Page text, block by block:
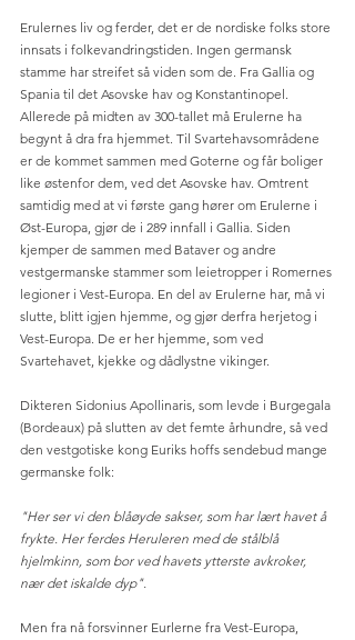
Erulernes liv og ferder, det er de nordiske folks store
innsats i folkevandringstiden. Ingen germansk
stamme har streifet så viden som de. Fra Gallia og
Spania til det Asovske hav og Konstantinopel.
Allerede på midten av 300-tallet må Erulerne ha
begynt å dra fra hjemmet. Til Svartehavsområdene
er de kommet sammen med Goterne og får boliger
like østenfor dem, ved det Asovske hav. Omtrent
samtidig med at vi første gang hører om Erulerne i
Øst-Europa, gjør de i 289 innfall i Gallia. Siden
kjemper de sammen med Bataver og andre
vestgermanske stammer som leietropper i Romernes
legioner i Vest-Europa. En del av Erulerne har, må vi
slutte, blitt igjen hjemme, og gjør derfra herjetog i
Vest-Europa. De er her hjemme, som ved
Svartehavet, kjekke og dådlystne vikinger.
Dikteren Sidonius Apollinaris, som levde i Burgegala
(Bordeaux) på slutten av det femte århundre, så ved
den vestgotiske kong Euriks hoffs sendebud mange
germanske folk:
"Her ser vi den blåøyde sakser, som har lært havet å
frykte. Her ferdes Heruleren med de stålblå
hjelmkinn, som bor ved havets ytterste avkroker,
nær det iskalde dyp".
Men fra nå forsvinner Eurlerne fra Vest-Europa,